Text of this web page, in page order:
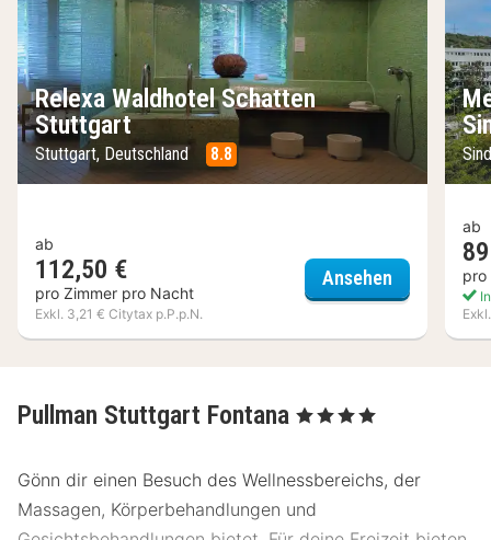
Relexa Waldhotel Schatten
Stuttgart
Stuttgart, Deutschland 8.8
ab
112,50 €
pro Zimmer pro Nacht
Exkl. 3,21 € Citytax p.P.p.N.
Ansehen Relexa
ab
pro
Pullman Stuttgart Fontana , 4 Sterne
Gönn dir einen Besuch des Wellnessbereichs, der
Massagen, Körperbehandlungen und